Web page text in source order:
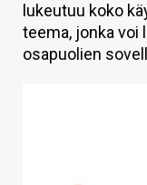
KAUPPA
VAIHDA TEEMA
lukeutuu koko
teema, jonka voi
osapuolien